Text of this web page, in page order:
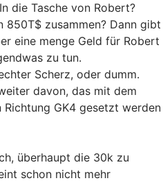
die Tasche von Robert?
850T$ zusammen? Dann gibt
eine menge Geld für Robert
zu tun.
Scherz, oder dumm.
davon, das mit dem
GK4 gesetzt werden
überhaupt die 30k zu
schon nicht mehr